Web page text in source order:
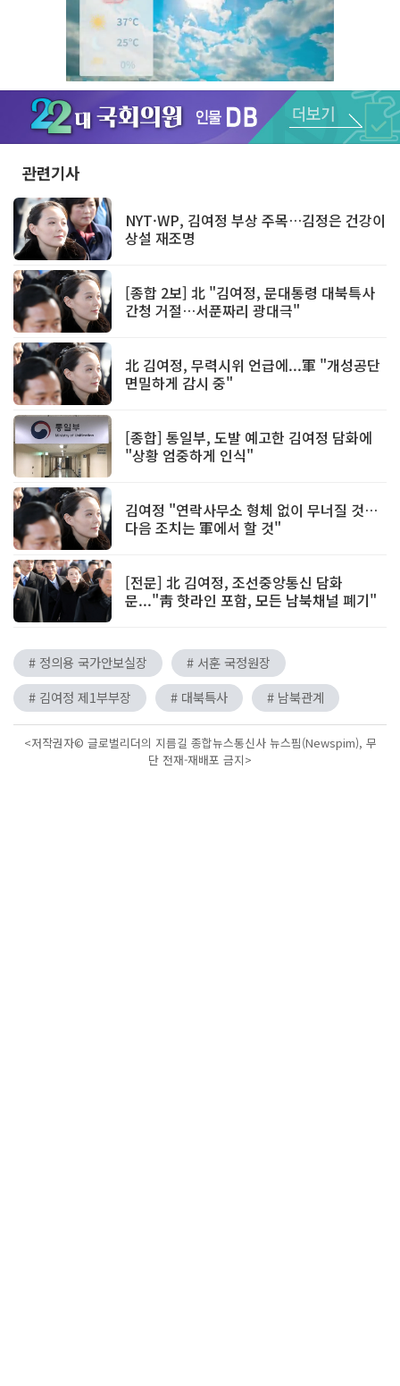
Unmute
관련기사
NYT·WP, 김여정 부상 주목…김정은 건강이
상설 재조명
[종합 2보] 北 "김여정, 문대통령 대북특사
간청 거절…서푼짜리 광대극"
北 김여정, 무력시위 언급에...軍 "개성공단
면밀하게 감시 중"
[종합] 통일부, 도발 예고한 김여정 담화에
"상황 엄중하게 인식"
김여정 "연락사무소 형체 없이 무너질 것…
다음 조치는 軍에서 할 것"
[전문] 北 김여정, 조선중앙통신 담화
문..."靑 핫라인 포함, 모든 남북채널 폐기"
# 정의용 국가안보실장
# 서훈 국정원장
# 김여정 제1부부장
# 대북특사 # 남북관계
<저작권자© 글로벌리더의 지름길 종합뉴스통신사 뉴스핌(Newspim), 무
단 전재-재배포 금지>